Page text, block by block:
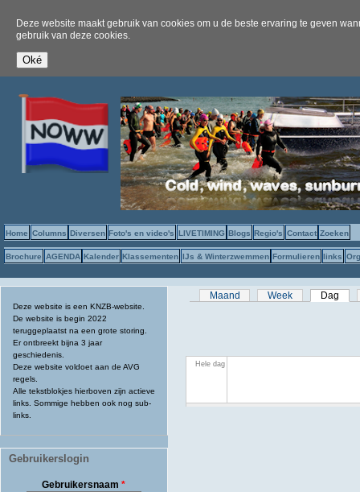
Deze website maakt gebruik van cookies om u de beste ervaring te geven
gebruik van deze cookies.
Home Columns Diversen Foto's en video's LIVETIMING Blogs Regio's Contact Zoeken
Brochure AGENDA Kalender Klassementen IJs & Winterzwemmen Formulieren links
Deze website is een KNZB-website.
De website is begin 2022
teruggeplaatst na een grote storing.
Er ontbreekt bijna 3 jaar
geschiedenis.
Deze website voldoet aan de AVG
regels.
Alle tekstblokjes hierboven zijn actieve
links. Sommige hebben ook nog sub-
links.
Gebruikerslogin
Gebruikersnaam*
Primaire tabs
Maand Week Dag
Hele dag